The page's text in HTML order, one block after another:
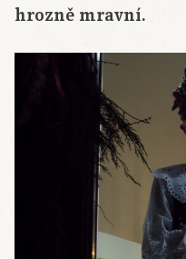
hrozně mravní.